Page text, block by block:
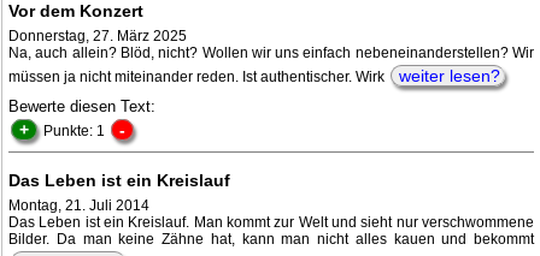
Vor dem Konzert
Donnerstag, 27. März 2025
Na, auch allein? Blöd, nicht? Wollen wir uns einfach nebeneinanderstellen? Wir
müssen ja nicht miteinander reden. Ist authentischer. Wirk
weiter lesen?
Bewerte diesen Text:
+ Punkte: 1 -
Das Leben ist ein Kreislauf
Montag, 21. Juli 2014
Das Leben ist ein Kreislauf. Man kommt zur Welt und sieht nur verschwommene
Bilder. Da man keine Zähne hat, kann man nicht alles kauen und bekommt